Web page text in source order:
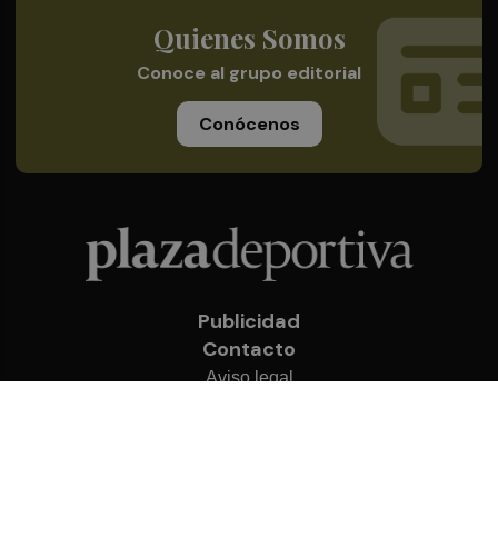
Quienes Somos
Conoce al grupo editorial
Conócenos
Publicidad
Contacto
Aviso legal